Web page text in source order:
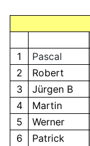
1
Pascal
2
Robert
3
Jürgen B
4
Martin
5
Werner
6
Patrick